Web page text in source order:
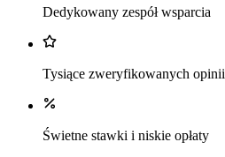
Dedykowany zespół wsparcia
Tysiące zweryfikowanych opinii
Świetne stawki i niskie opłaty